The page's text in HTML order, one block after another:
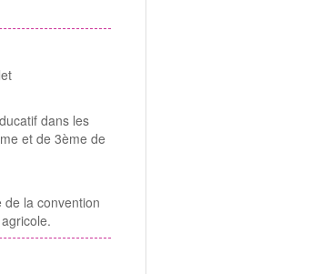
dans les
et de 3ème de
la convention